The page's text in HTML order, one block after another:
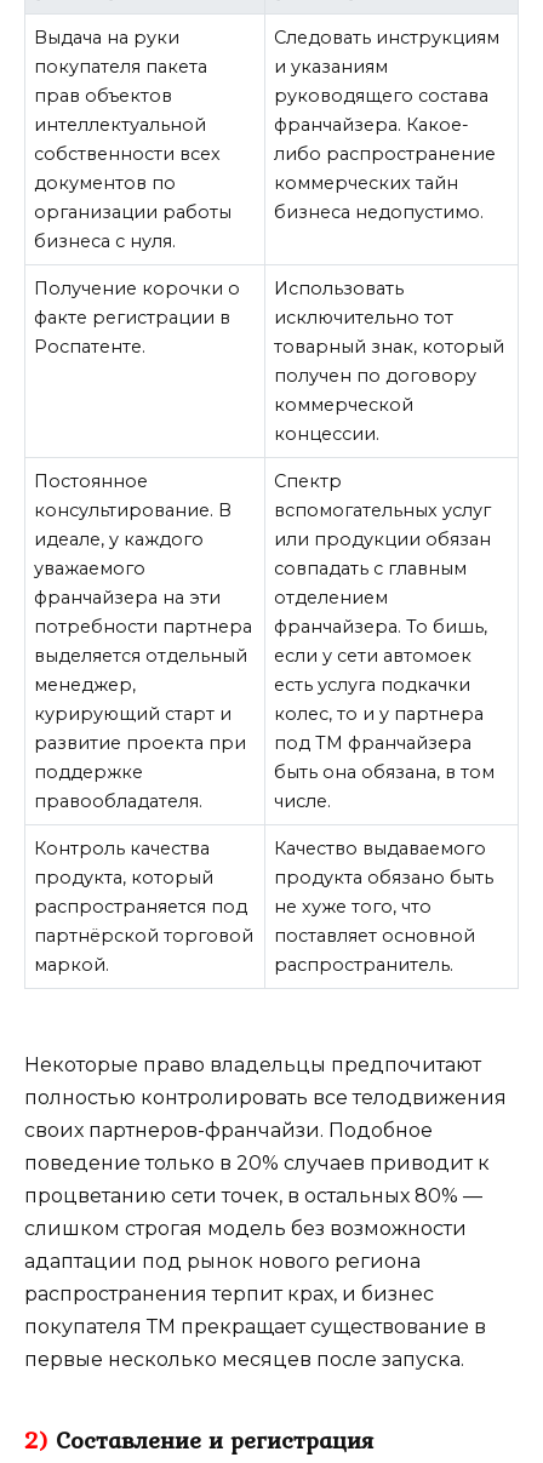
Выдача на руки
покупателя пакета
прав объектов
интеллектуальной
собственности всех
документов по
организации работы
бизнеса с нуля.
Следовать инструкциям
и указаниям
руководящего состава
франчайзера. Какое-
либо распространение
коммерческих тайн
бизнеса недопустимо.
Получение корочки о
факте регистрации в
Роспатенте.
Использовать
исключительно тот
товарный знак, который
получен по договору
коммерческой
концессии.
Постоянное
консультирование. В
идеале, у каждого
уважаемого
франчайзера на эти
потребности партнера
выделяется отдельный
менеджер,
курирующий старт и
развитие проекта при
поддержке
правообладателя.
Спектр
вспомогательных услуг
или продукции обязан
совпадать с главным
отделением
франчайзера. То бишь,
если у сети автомоек
есть услуга подкачки
колес, то и у партнера
под ТМ франчайзера
быть она обязана, в том
числе.
Контроль качества
продукта, который
распространяется под
партнёрской торговой
маркой.
Качество выдаваемого
продукта обязано быть
не хуже того, что
поставляет основной
распространитель.
Некоторые право владельцы предпочитают
полностью контролировать все телодвижения
своих партнеров-франчайзи. Подобное
поведение только в 20% случаев приводит к
процветанию сети точек, в остальных 80% —
слишком строгая модель без возможности
адаптации под рынок нового региона
распространения терпит крах, и бизнес
покупателя ТМ прекращает существование в
первые несколько месяцев после запуска.
2) Составление и регистрация